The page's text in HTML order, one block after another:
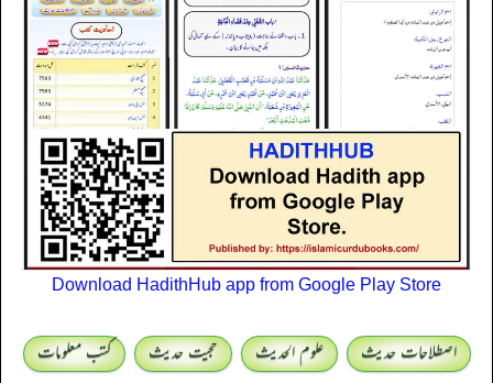
Download HadithHub app from Google Play Store
اصطلاحات حدیث علوم الحدیث حجیت حدیث کتب معلومات